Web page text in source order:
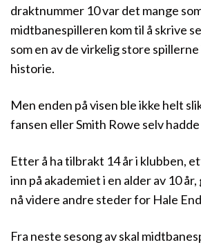
draktnummer 10 var det mange
midtbanespilleren kom til å skrive
som en av de virkelig store
historie.
Men enden på visen ble ikke helt
fansen eller Smith Rowe selv
Etter å ha tilbrakt 14 år i klubben,
inn på akademiet i en alder av 10
nå videre andre steder for Hale
Fra neste sesong av skal